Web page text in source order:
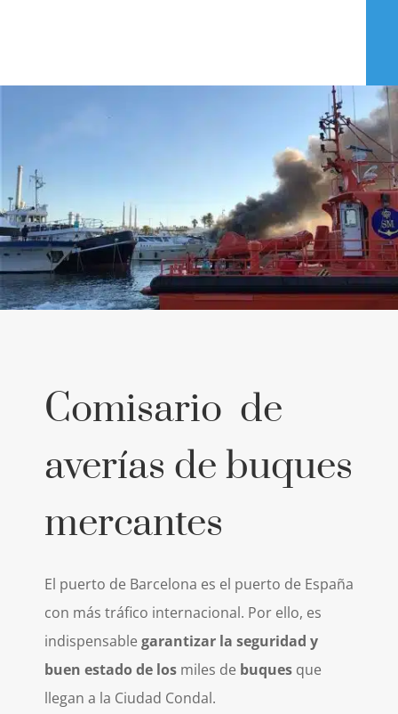
Comisario de
averías de buques
mercantes
El puerto de Barcelona es el puerto de España
con más tráfico internacional. Por ello, es
indispensable garantizar la seguridad y
buen estado de los miles de buques que
llegan a la Ciudad Condal.